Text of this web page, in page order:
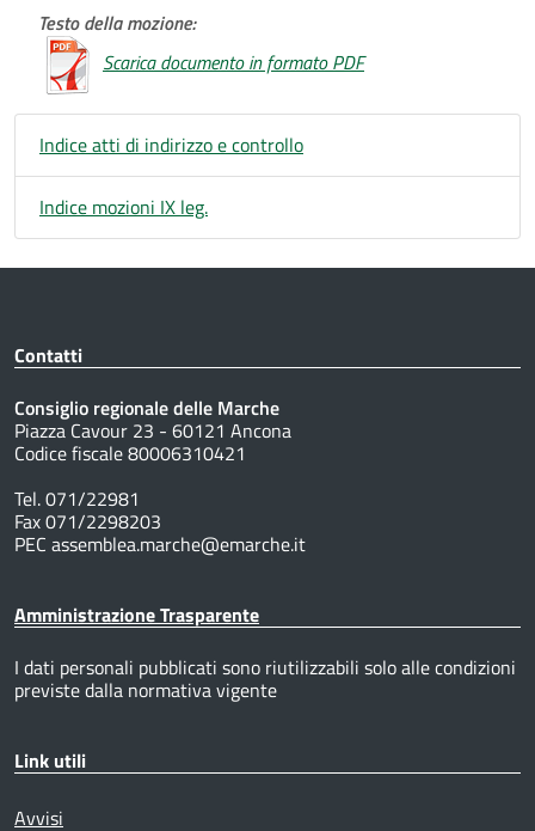
Testo della mozione:
Scarica documento in formato PDF
Indice atti di indirizzo e controllo
Indice mozioni IX leg.
Contatti
Consiglio regionale delle Marche
Piazza Cavour 23 - 60121 Ancona
Codice fiscale 80006310421
Tel. 071/22981
Fax 071/2298203
PEC assemblea.marche@emarche.it
Amministrazione Trasparente
I dati personali pubblicati sono riutilizzabili solo alle condizioni
previste dalla normativa vigente
Link utili
Avvisi